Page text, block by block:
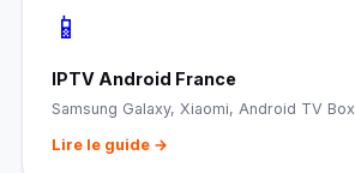
📱
IPTV Android France
Samsung Galaxy, Xiaomi, Android TV Box
Lire le guide →